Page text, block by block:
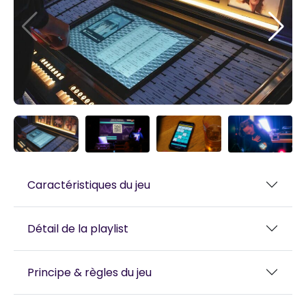
Caractéristiques du jeu
Détail de la playlist
Principe & règles du jeu